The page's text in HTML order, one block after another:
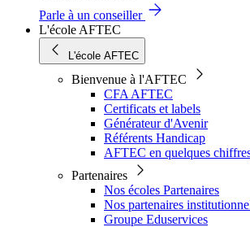
Parle à un conseiller
L'école AFTEC
L'école AFTEC
Bienvenue à l'AFTEC
CFA AFTEC
Certificats et labels
Générateur d'Avenir
Référents Handicap
AFTEC en quelques
Partenaires
Nos écoles Partenaires
Nos partenaires
Groupe Eduservices